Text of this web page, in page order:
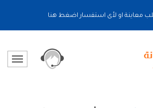
معاينة او لأى استفسار اضغط هنا